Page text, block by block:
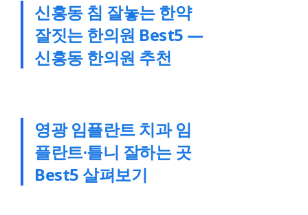
신흥동 침 잘놓는 한약
잘짓는 한의원 Best5 —
신흥동 한의원 추천
영광 임플란트 치과 임
플란트·틀니 잘하는 곳
Best5 살펴보기